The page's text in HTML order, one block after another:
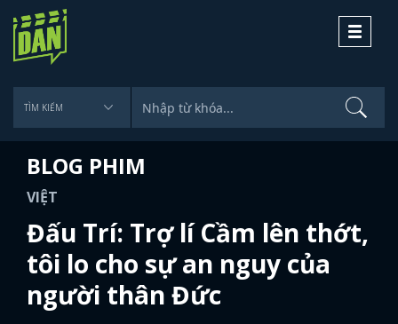
Toggle
BLOG PHIM
VIỆT
Đấu Trí: Trợ lí Cầm lên thớt,
tôi lo cho sự an nguy của
người thân Đức